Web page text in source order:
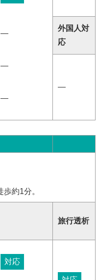
―
―
―
外国人対
応
―
約1分。
旅行透析
対応